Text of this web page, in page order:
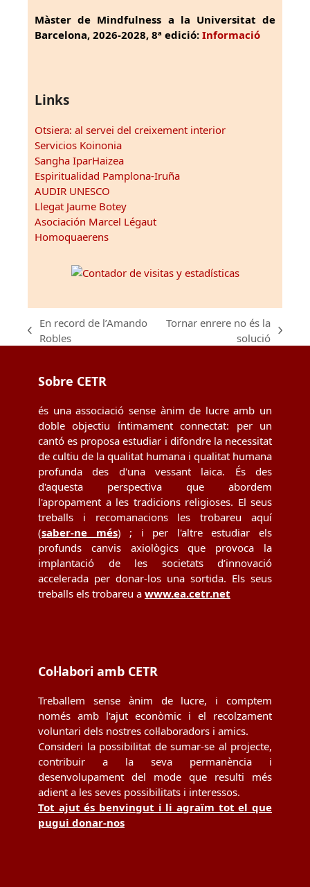
Màster de Mindfulness a la Universitat de
Barcelona, 2026-2028, 8ª edició: Informació
Links
Otsiera: al servei del creixement interior
Servicios Koinonia
Sangha IparHaizea
Espiritualidad Pamplona-Iruña
AUDIR UNESCO
Llegat Jaume Botey
Asociación Marcel Légaut
Homoquaerens
previous
En record de l’Amando
Robles
Tornar enrere no és la
solució
Sobre CETR
és una associació sense ànim de lucre amb un
doble objectiu íntimament connectat: per un
cantó es proposa estudiar i difondre la necessitat
de cultiu de la qualitat humana i qualitat humana
profunda des d'una vessant laica. És des
d'aquesta perspectiva que abordem
l'apropament a les tradicions religioses. El seus
treballs i recomanacions les trobareu aquí
(saber-ne més) ; i per l'altre estudiar els
profunds canvis axiològics que provoca la
implantació de les societats d’innovació
accelerada per donar-los una sortida. Els seus
treballs els trobareu a www.ea.cetr.net
Col·labori amb CETR
Treballem sense ànim de lucre, i comptem
només amb l'ajut econòmic i el recolzament
voluntari dels nostres col·laboradors i amics.
Consideri la possibilitat de sumar-se al projecte,
contribuir a la seva permanència i
desenvolupament del mode que resulti més
adient a les seves possibilitats i interessos.
Tot ajut és benvingut i li agraïm tot el que
pugui donar-nos